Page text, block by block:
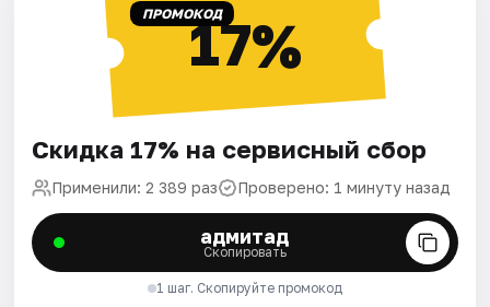
ПРОМОКОД17%
Скидка 17% на сервисный сбор
Применили: 2 389 раз Проверено: 1 минуту назад
адмитад
Скопировать
1 шаг. Скопируйте промокод